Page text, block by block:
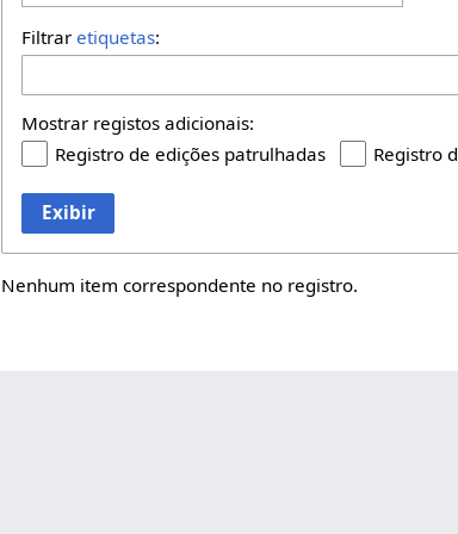
Filtraretiquetas:
Mostrar registos adicionais:
Registro de edições patrulhadas
Registro
Exibir
Nenhum item correspondente no registro.